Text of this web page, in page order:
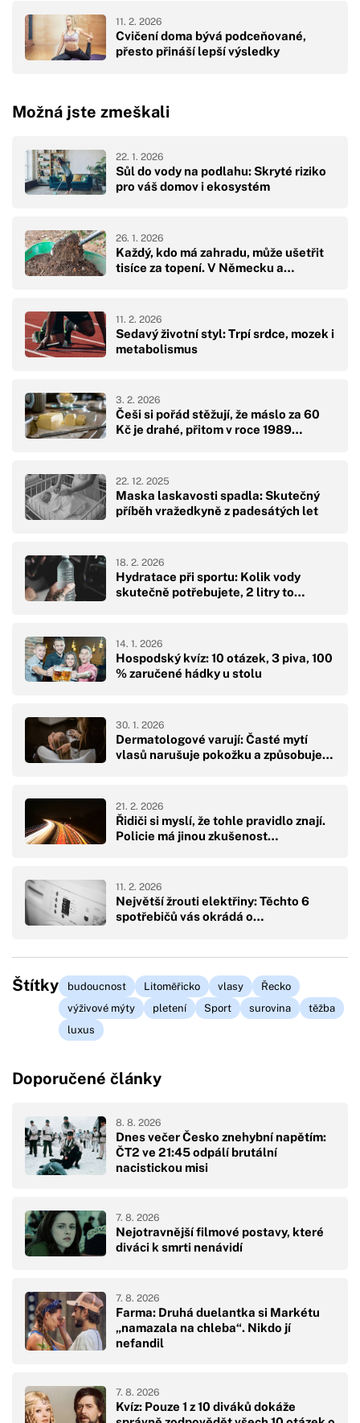
Cvičení doma bývá podceňované,
přesto přináší lepší výsledky
11. 2. 2026
Možná jste zmeškali
Sůl do vody na podlahu: Skryté riziko
pro váš domov i ekosystém
22. 1. 2026
Každý, kdo má zahradu, může ušetřit
tisíce za topení. V Německu a…
26. 1. 2026
Sedavý životní styl: Trpí srdce, mozek i
metabolismus
11. 2. 2026
Češi si pořád stěžují, že máslo za 60
Kč je drahé, přitom v roce 1989…
3. 2. 2026
Maska laskavosti spadla: Skutečný
příběh vražedkyně z padesátých let
22. 12. 2025
Hydratace při sportu: Kolik vody
skutečně potřebujete, 2 litry to…
18. 2. 2026
Hospodský kvíz: 10 otázek, 3 piva, 100
% zaručené hádky u stolu
14. 1. 2026
Dermatologové varují: Časté mytí
vlasů narušuje pokožku a způsobuje…
30. 1. 2026
Řidiči si myslí, že tohle pravidlo znají.
Policie má jinou zkušenost…
21. 2. 2026
Největší žrouti elektřiny: Těchto 6
spotřebičů vás okrádá o…
11. 2. 2026
Štítky budoucnost Litoměřicko vlasy
Řecko
výživové mýty
pletení Sport surovina
těžba
luxus
Doporučené články
Dnes večer Česko znehybní napětím:
ČT2 ve 21:45 odpálí brutální
nacistickou misi
8. 8. 2026
Nejotravnější filmové postavy, které
diváci k smrti nenávidí
7. 8. 2026
Farma: Druhá duelantka si Markétu
„namazala na chleba“. Nikdo jí
nefandil
7. 8. 2026
Kvíz: Pouze 1 z 10 diváků dokáže
7. 8. 2026